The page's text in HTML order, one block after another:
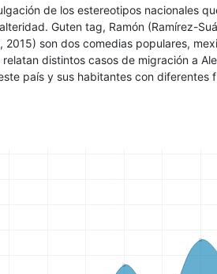
de los estereotipos nacionales
Guten tag, Ramón (Ramírez-
2015) son dos comedias populares,
distintos casos de migración a
país y sus habitantes con diferentes